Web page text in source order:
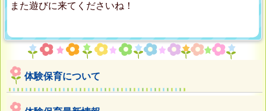
また遊びに来てくださいね！
体験保育について